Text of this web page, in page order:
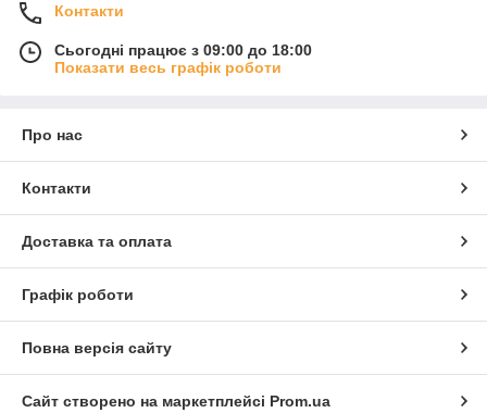
Контакти
Сьогодні працює з 09:00 до 18:00
Показати весь графік роботи
Про нас
Контакти
Доставка та оплата
Графік роботи
Повна версія сайту
Сайт створено на маркетплейсі Prom.ua